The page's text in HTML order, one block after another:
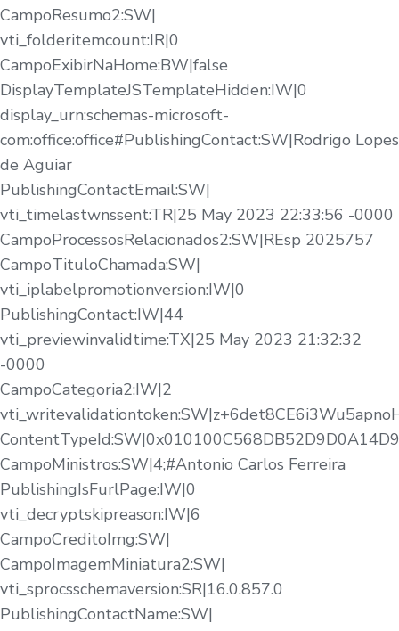
CampoResumo2:SW|
vti_folderitemcount:IR|0
CampoExibirNaHome:BW|false
DisplayTemplateJSTemplateHidden:IW|0
display_urn:schemas-microsoft-
com:office:office#PublishingContact:SW|Rodrigo Lopes
de Aguiar
PublishingContactEmail:SW|
vti_timelastwnssent:TR|25 May 2023 22:33:56 -0000
CampoProcessosRelacionados2:SW|REsp 2025757
CampoTituloChamada:SW|
vti_iplabelpromotionversion:IW|0
PublishingContact:IW|44
vti_previewinvalidtime:TX|25 May 2023 21:32:32
-0000
CampoCategoria2:IW|2
CampoMinistros:SW|4;#Antonio Carlos Ferreira
PublishingIsFurlPage:IW|0
vti_decryptskipreason:IW|6
CampoCreditoImg:SW|
CampoImagemMiniatura2:SW|
vti_sprocsschemaversion:SR|16.0.857.0
PublishingContactName:SW|